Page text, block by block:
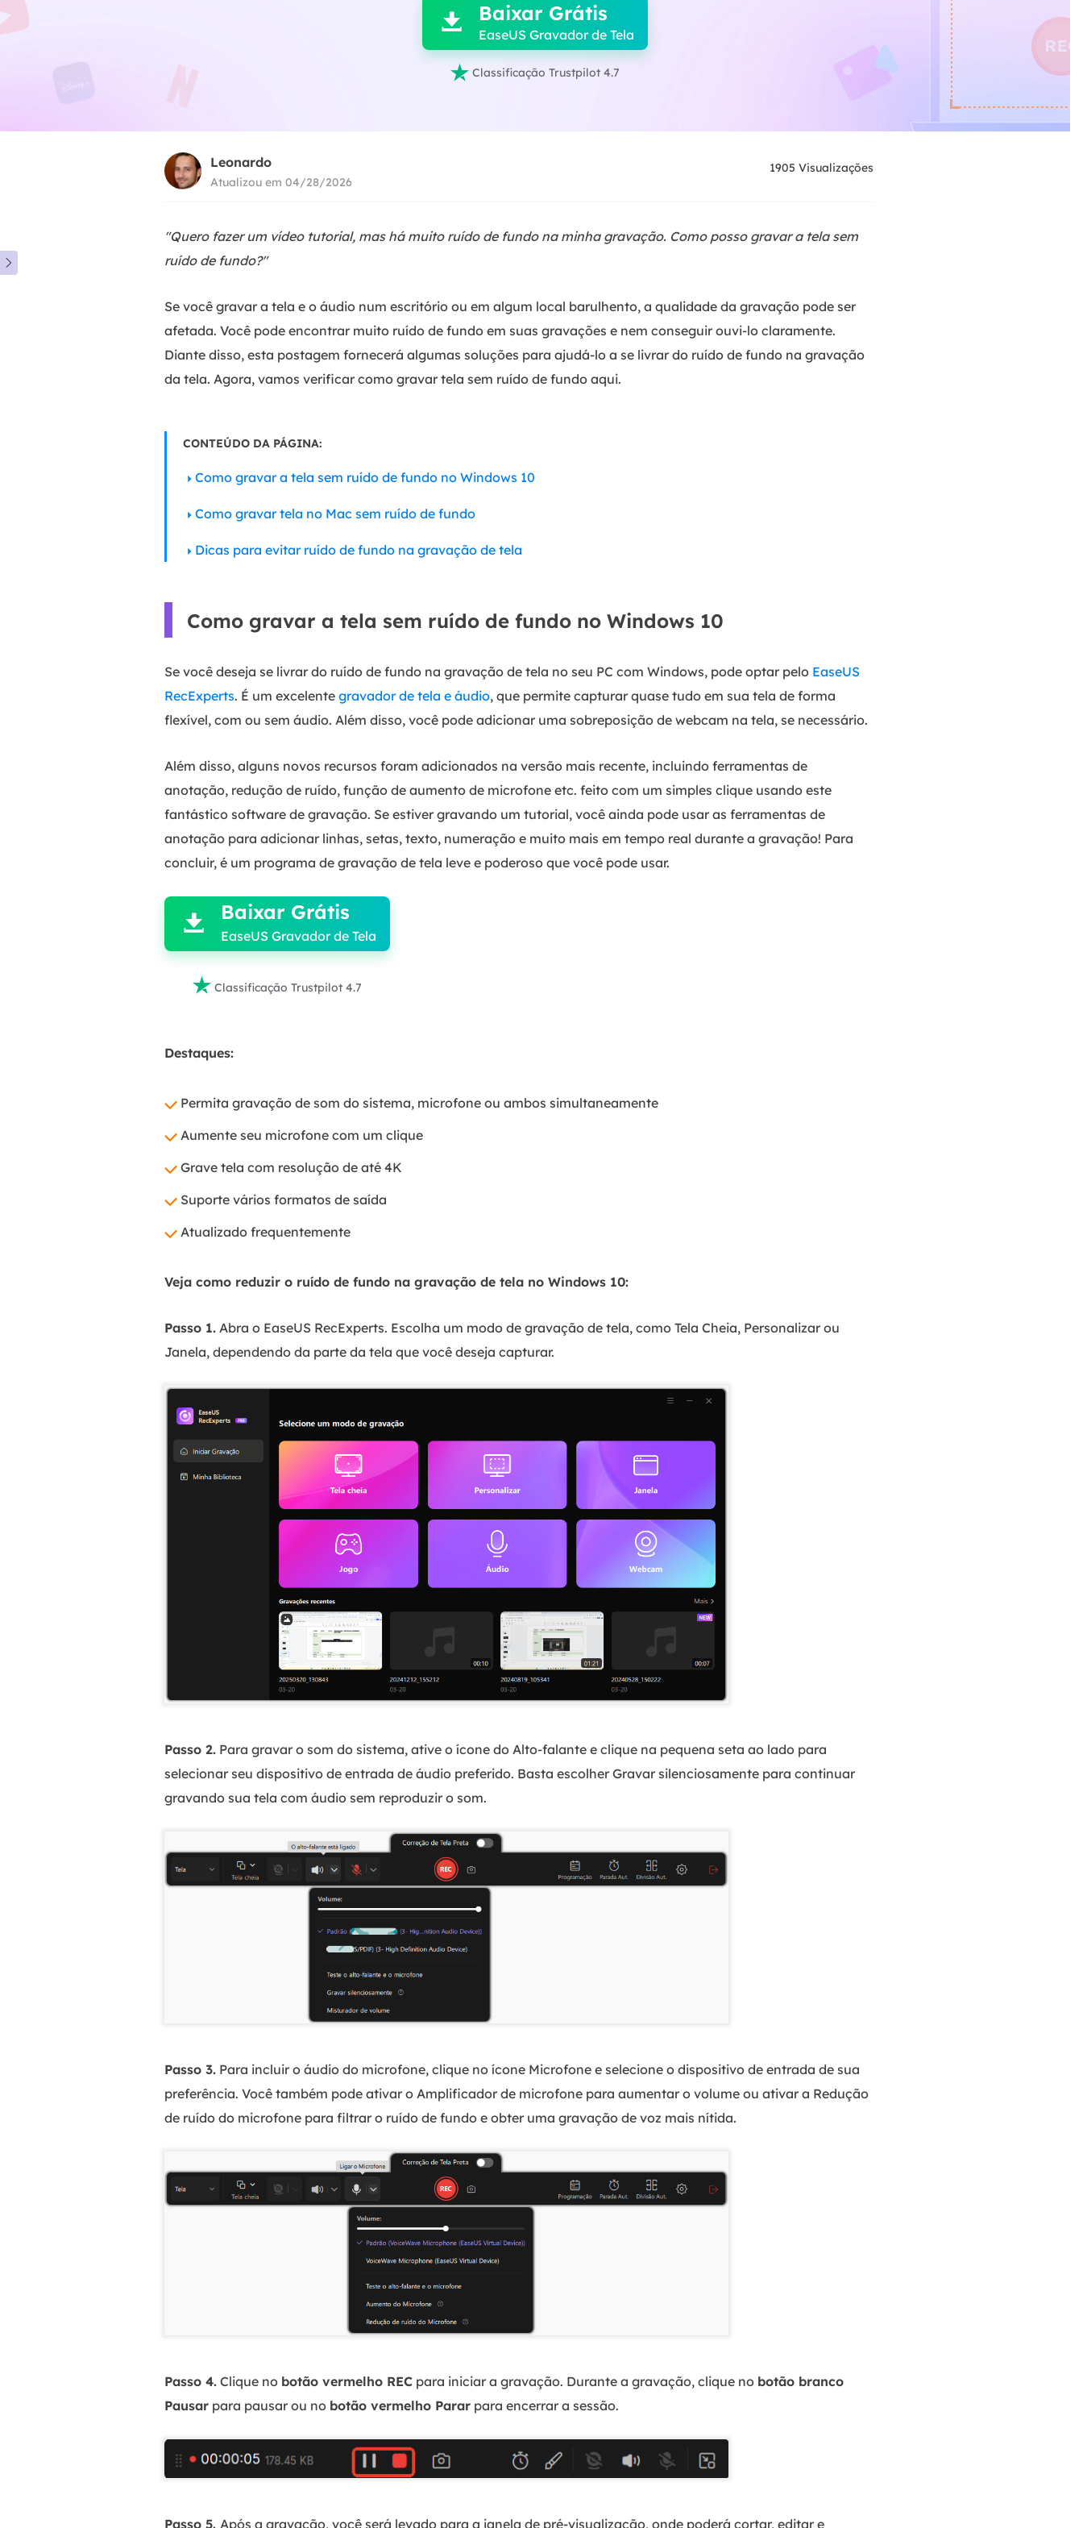
 Baixar Grátis
EaseUS Gravador de Tela
 Classificação Trustpilot 4.7

Leonardo
Atualizou em 04/28/2026
1905 Visualizações
"Quero fazer um vídeo tutorial, mas há muito ruído de fundo na minha gravação. Como posso gravar a tela sem
ruído de fundo?"
Se você gravar a tela e o áudio num escritório ou em algum local barulhento, a qualidade da gravação pode ser
afetada. Você pode encontrar muito ruído de fundo em suas gravações e nem conseguir ouvi-lo claramente.
Diante disso, esta postagem fornecerá algumas soluções para ajudá-lo a se livrar do ruído de fundo na gravação
da tela. Agora, vamos verificar como gravar tela sem ruído de fundo aqui.
CONTEÚDO DA PÁGINA:
Como gravar a tela sem ruído de fundo no Windows 10
Como gravar tela no Mac sem ruído de fundo
Dicas para evitar ruído de fundo na gravação de tela
Como gravar a tela sem ruído de fundo no Windows 10
Se você deseja se livrar do ruído de fundo na gravação de tela no seu PC com Windows, pode optar pelo EaseUS
RecExperts. É um excelente gravador de tela e áudio, que permite capturar quase tudo em sua tela de forma
flexível, com ou sem áudio. Além disso, você pode adicionar uma sobreposição de webcam na tela, se necessário.
Além disso, alguns novos recursos foram adicionados na versão mais recente, incluindo ferramentas de
anotação, redução de ruído, função de aumento de microfone etc. feito com um simples clique usando este
fantástico software de gravação. Se estiver gravando um tutorial, você ainda pode usar as ferramentas de
anotação para adicionar linhas, setas, texto, numeração e muito mais em tempo real durante a gravação! Para
concluir, é um programa de gravação de tela leve e poderoso que você pode usar.

 Baixar Grátis
EaseUS Gravador de Tela
 Classificação Trustpilot 4.7
Destaques:
Permita gravação de som do sistema, microfone ou ambos simultaneamente
Aumente seu microfone com um clique
Grave tela com resolução de até 4K
Suporte vários formatos de saída
Atualizado frequentemente
Veja como reduzir o ruído de fundo na gravação de tela no Windows 10:
Passo 1. Abra o EaseUS RecExperts. Escolha um modo de gravação de tela, como Tela Cheia, Personalizar ou
Janela, dependendo da parte da tela que você deseja capturar.
Passo 2. Para gravar o som do sistema, ative o ícone do Alto-falante e clique na pequena seta ao lado para
selecionar seu dispositivo de entrada de áudio preferido. Basta escolher Gravar silenciosamente para continuar
gravando sua tela com áudio sem reproduzir o som.
Passo 3. Para incluir o áudio do microfone, clique no ícone Microfone e selecione o dispositivo de entrada de sua
preferência. Você também pode ativar o Amplificador de microfone para aumentar o volume ou ativar a Redução
de ruído do microfone para filtrar o ruído de fundo e obter uma gravação de voz mais nítida.
Passo 4. Clique no botão vermelho REC para iniciar a gravação. Durante a gravação, clique no botão branco
Pausar para pausar ou no botão vermelho Parar para encerrar a sessão.
Passo 5. Após a gravação, você será levado para a janela de pré-visualização, onde poderá cortar, editar e